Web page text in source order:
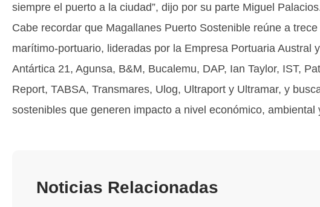
siempre el puerto a la ciudad”, dijo por su parte Miguel
Cabe recordar que Magallanes Puerto Sostenible reúne a
marítimo-portuario, lideradas por la Empresa Portuaria Austral
Antártica 21, Agunsa, B&M, Bucalemu, DAP, Ian Taylor, IST,
Report, TABSA, Transmares, Ulog, Ultraport y Ultramar, y
sostenibles que generen impacto a nivel económico, ambiental
Noticias Relacionadas